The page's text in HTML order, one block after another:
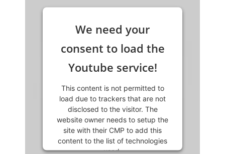
We need your
consent to load the
Youtube service!
This content is not permitted to
load due to trackers that are not
disclosed to the visitor. The
website owner needs to setup the
site with their CMP to add this
content to the list of technologies
used.